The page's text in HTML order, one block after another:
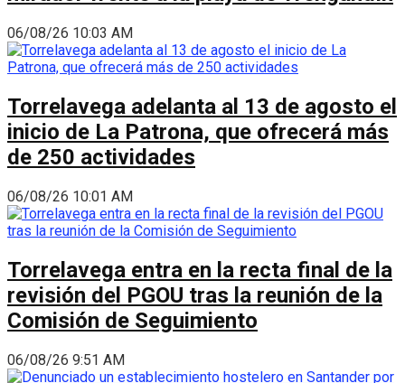
06/08/26 10:03 AM
Torrelavega adelanta al 13 de agosto el
inicio de La Patrona, que ofrecerá más
de 250 actividades
06/08/26 10:01 AM
Torrelavega entra en la recta final de la
revisión del PGOU tras la reunión de la
Comisión de Seguimiento
06/08/26 9:51 AM